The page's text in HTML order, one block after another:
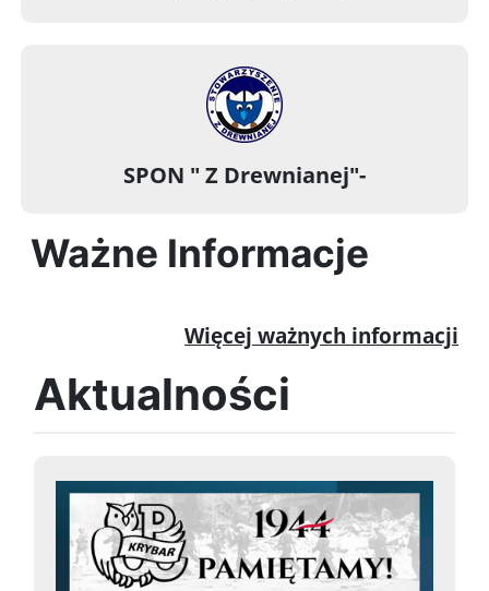
SPON " Z Drewnianej"-
Ważne Informacje
Więcej ważnych informacji
Aktualności